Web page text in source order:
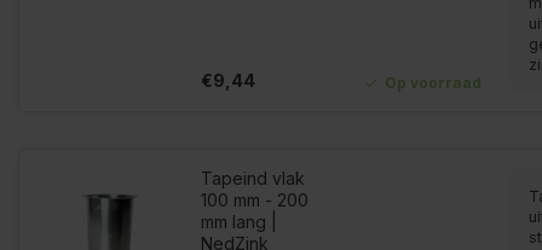
€9,44 Op voorraad
Tapeind vlak
100 mm - 200
mm lang |
NedZink